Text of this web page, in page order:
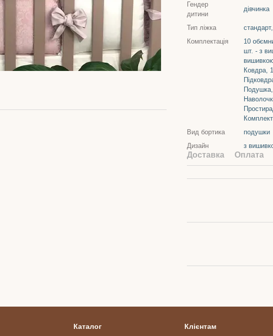
Гендер
дитини
дівчинка
Тип ліжка
Комплектація
10
шт. - з
Ковдра,
Вид бортика
подушки
Дизайн
з
Доставка Оплата
Каталог Клієнтам